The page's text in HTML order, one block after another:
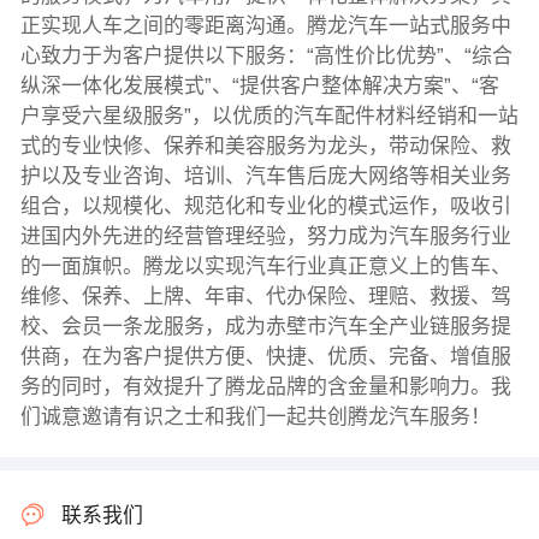
正实现人车之间的零距离沟通。腾龙汽车一站式服务中
心致力于为客户提供以下服务：“高性价比优势”、“综合
纵深一体化发展模式”、“提供客户整体解决方案”、“客
户享受六星级服务”，以优质的汽车配件材料经销和一站
式的专业快修、保养和美容服务为龙头，带动保险、救
护以及专业咨询、培训、汽车售后庞大网络等相关业务
组合，以规模化、规范化和专业化的模式运作，吸收引
进国内外先进的经营管理经验，努力成为汽车服务行业
的一面旗帜。腾龙以实现汽车行业真正意义上的售车、
维修、保养、上牌、年审、代办保险、理赔、救援、驾
校、会员一条龙服务，成为赤壁市汽车全产业链服务提
供商，在为客户提供方便、快捷、优质、完备、增值服
务的同时，有效提升了腾龙品牌的含金量和影响力。我
们诚意邀请有识之士和我们一起共创腾龙汽车服务！
联系我们